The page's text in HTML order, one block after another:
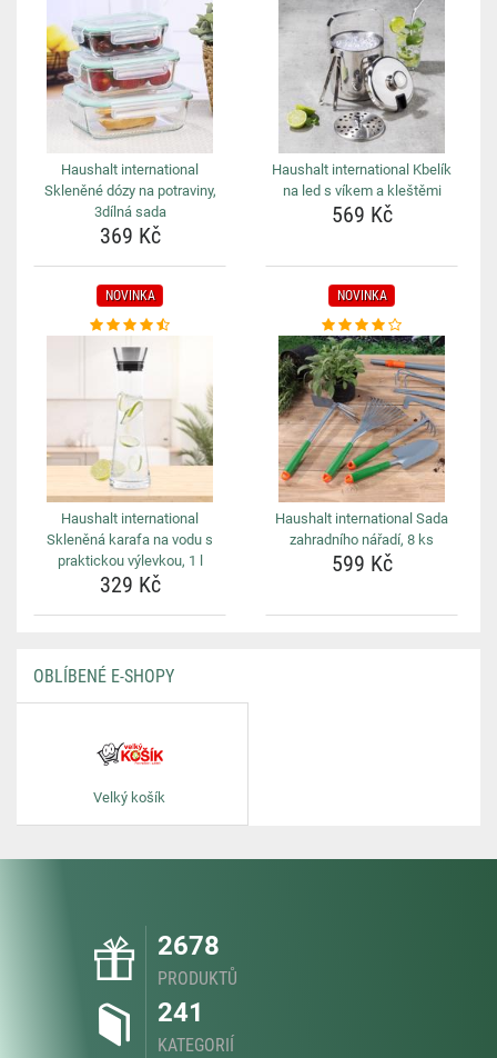
Haushalt international
Skleněné dózy na potraviny,
3dílná sada
369 Kč
Haushalt international Kbelík
na led s víkem a kleštěmi
569 Kč
NOVINKA
Haushalt international
Skleněná karafa na vodu s
praktickou výlevkou, 1 l
329 Kč
NOVINKA
Haushalt international Sada
zahradního nářadí, 8 ks
599 Kč
OBLÍBENÉ E-SHOPY
Velký košík
2678
PRODUKTŮ
241
KATEGORIÍ